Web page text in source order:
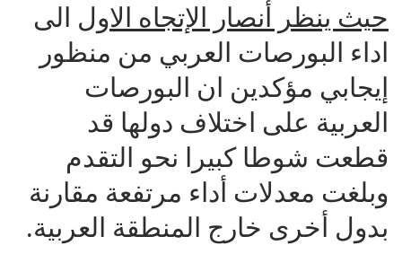
حيث ينظر أنصار الإتجاه الاول الى
اداء البورصات العربي من منظور
إيجابي مؤكدين ان البورصات
العربية على اختلاف دولها قد
قطعت شوطا كبيرا نحو التقدم
وبلغت معدلات أداء مرتفعة مقارنة
بدول أخرى خارج المنطقة العربية.